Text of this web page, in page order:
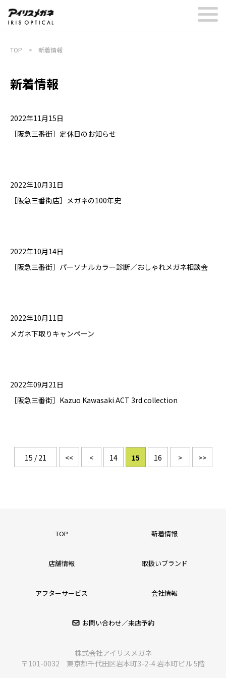
TOP > 新着情報
新着情報
2022年11月15日
［阪急三番街］定休日のお知らせ
2022年10月31日
［阪急三番街店］メガネの100年史
2022年10月14日
［阪急三番街］パーソナルカラー診断／おしゃれメガネ相談会
2022年10月11日
メガネ下取りキャンペーン
2022年09月21日
［阪急三番街］Kazuo Kawasaki ACT 3rd collection
15 / 21 << < 14 15 16 > >>
TOP 新着情報
店舗情報 取扱いブランド
アフターサービス 会社情報
お問い合わせ／来店予約
株式会社アイリスメガネ
〒101-0032 東京都千代田区岩本町3-2-4 岩本町ビル 5階